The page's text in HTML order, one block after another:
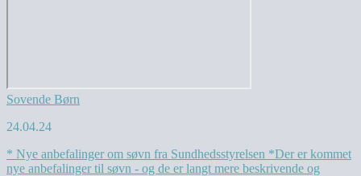
Sovende Børn
24.04.24
* Nye anbefalinger om søvn fra Sundhedsstyrelsen *Der er kommet
nye anbefalinger til søvn - og de er langt mere beskrivende og